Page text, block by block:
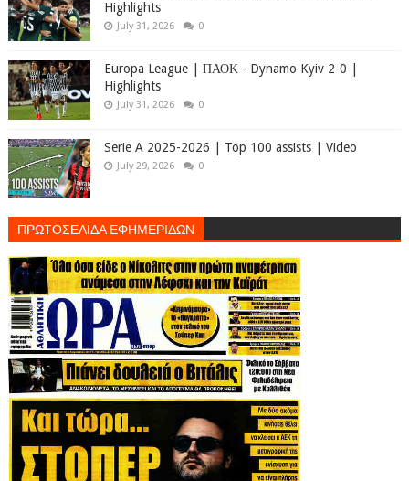
Highlights
July 31, 2026 0
Europa League | ΠΑΟΚ - Dynamo Kyiv 2-0 |
Highlights
July 31, 2026 0
Serie A 2025-2026 | Top 100 assists | Video
July 29, 2026 0
ΠΡΩΤΟΣΕΛΙΔΑ ΕΦΗΜΕΡΙΔΩΝ